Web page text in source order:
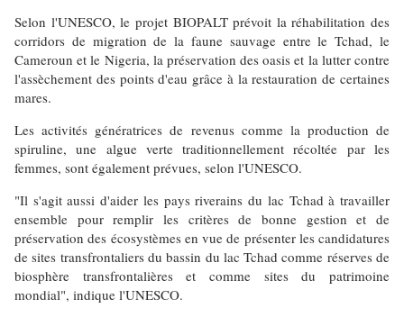
Selon l'UNESCO, le projet BIOPALT prévoit la réhabilitation des
corridors de migration de la faune sauvage entre le Tchad, le
Cameroun et le Nigeria, la préservation des oasis et la lutter contre
l'assèchement des points d'eau grâce à la restauration de certaines
mares.
Les activités génératrices de revenus comme la production de
spiruline, une algue verte traditionnellement récoltée par les
femmes, sont également prévues, selon l'UNESCO.
"Il s'agit aussi d'aider les pays riverains du lac Tchad à travailler
ensemble pour remplir les critères de bonne gestion et de
préservation des écosystèmes en vue de présenter les candidatures
de sites transfrontaliers du bassin du lac Tchad comme réserves de
biosphère transfrontalières et comme sites du patrimoine
mondial", indique l'UNESCO.